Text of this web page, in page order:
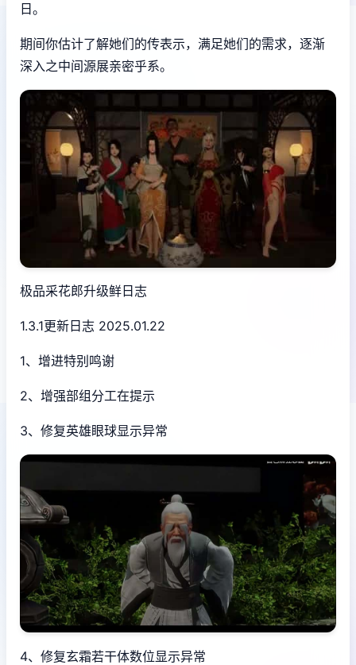
日。
期间你估计了解她们的传表示，满足她们的需求，逐渐
深入之中间源展亲密乎系。
极品采花郎升级鲜日志
1.3.1更新日志 2025.01.22
1、增进特别鸣谢
2、增强部组分工在提示
3、修复英雄眼球显示异常
4、修复玄霜若干体数位显示异常